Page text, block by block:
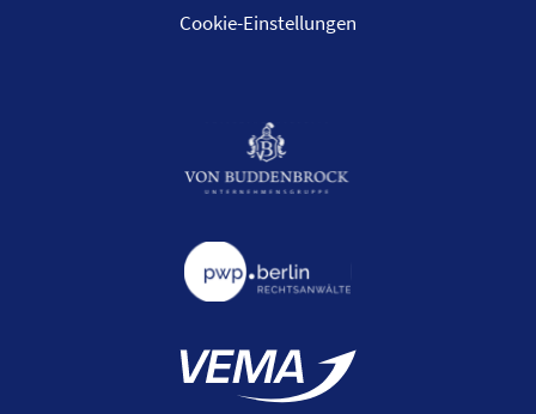
Cookie-Einstellungen